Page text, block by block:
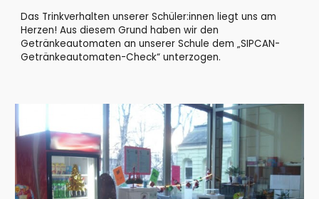
Das Trinkverhalten unserer Schüler:innen liegt uns am
Herzen! Aus diesem Grund haben wir den
Getränkeautomaten an unserer Schule dem „SIPCAN-
Getränkeautomaten-Check“ unterzogen.